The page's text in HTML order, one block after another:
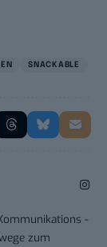
SNACKABLE
-
zum